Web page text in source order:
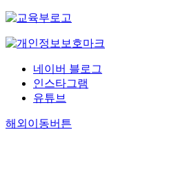
네이버 블로그
인스타그램
유튜브
해외이동버튼